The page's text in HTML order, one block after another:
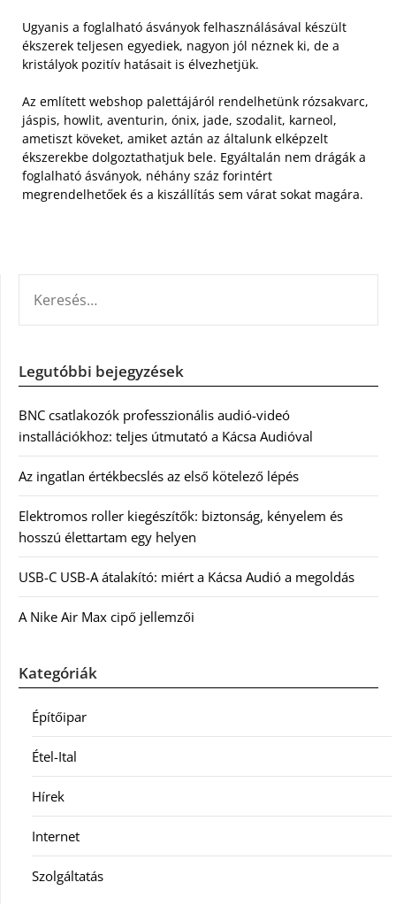
Ugyanis a foglalható ásványok felhasználásával készült
ékszerek teljesen egyediek, nagyon jól néznek ki, de a
kristályok pozitív hatásait is élvezhetjük.
Az említett webshop palettájáról rendelhetünk rózsakvarc,
jáspis, howlit, aventurin, ónix, jade, szodalit, karneol,
ametiszt köveket, amiket aztán az általunk elképzelt
ékszerekbe dolgoztathatjuk bele. Egyáltalán nem drágák a
foglalható ásványok, néhány száz forintért
megrendelhetőek és a kiszállítás sem várat sokat magára.
Legutóbbi bejegyzések
BNC csatlakozók professzionális audió-videó
installációkhoz: teljes útmutató a Kácsa Audióval
Az ingatlan értékbecslés az első kötelező lépés
Elektromos roller kiegészítők: biztonság, kényelem és
hosszú élettartam egy helyen
USB-C USB-A átalakító: miért a Kácsa Audió a megoldás
A Nike Air Max cipő jellemzői
Kategóriák
Építőipar
Étel-Ital
Hírek
Internet
Szolgáltatás